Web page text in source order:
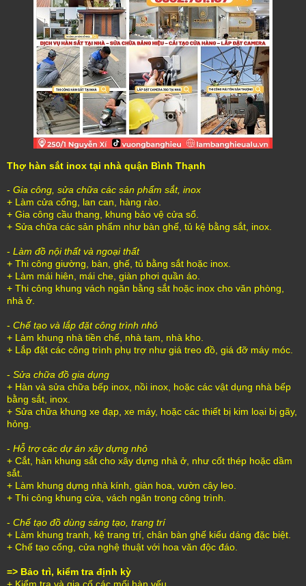
Thợ hàn sắt inox tại nhà quận Bình Thạnh
- Gia công, sửa chữa các sản phẩm sắt, inox
+ Làm cửa cổng, lan can, hàng rào.
+ Gia công cầu thang, khung bảo vệ cửa sổ.
+ Sửa chữa các sản phẩm như bàn ghế, tủ kệ bằng sắt, inox.
- Làm đồ nội thất và ngoại thất
+ Thi công giường, bàn, ghế, tủ bằng sắt hoặc inox.
+ Làm mái hiên, mái che, giàn phơi quần áo.
+ Thi công khung vách ngăn bằng sắt hoặc inox cho văn phòng,
nhà ở.
- Chế tạo và lắp đặt công trình nhỏ
+ Làm khung nhà tiền chế, nhà tạm, nhà kho.
+ Lắp đặt các công trình phụ trợ như giá treo đồ, giá đỡ máy móc.
- Sửa chữa đồ gia dụng
+ Hàn và sửa chữa bếp inox, nồi inox, hoặc các vật dụng nhà bếp
bằng sắt, inox.
+ Sửa chữa khung xe đạp, xe máy, hoặc các thiết bị kim loại bị gãy,
hỏng.
- Hỗ trợ các dự án xây dựng nhỏ
+ Cắt, hàn khung sắt cho xây dựng nhà ở, như cốt thép hoặc dầm
sắt.
+ Làm khung dựng nhà kính, giàn hoa, vườn cây leo.
+ Thi công khung cửa, vách ngăn trong công trình.
- Chế tạo đồ dùng sáng tạo, trang trí
+ Làm khung tranh, kệ trang trí, chân bàn ghế kiểu dáng đặc biệt.
+ Chế tạo cổng, cửa nghệ thuật với hoa văn độc đáo.
=> Bảo trì, kiểm tra định kỳ